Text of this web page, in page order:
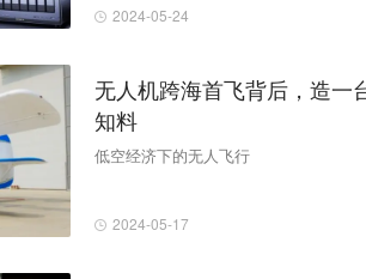
2024-05-24
无人机跨海首飞背后，造一
知料
低空经济下的无人飞行
2024-05-17